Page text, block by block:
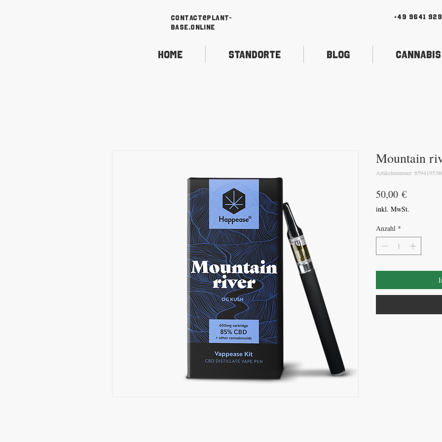
contact@plant-
base.online
+49 9641
Home Standorte Blog
Mountain
Artikelnummer:
50,00 €Preis
inkl. MwSt.
Anzahl *